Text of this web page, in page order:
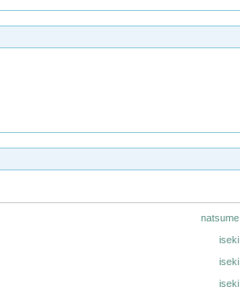
natsume
iseki
iseki
iseki